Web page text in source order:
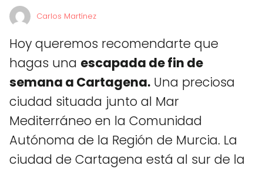
Carlos Martínez
Hoy queremos recomendarte que
hagas una escapada de fin de
semana a Cartagena. Una preciosa
ciudad situada junto al Mar
Mediterráneo en la Comunidad
Autónoma de la Región de Murcia. La
ciudad de Cartagena está al sur de la